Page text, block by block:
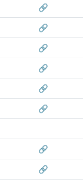
🔗
🔗
🔗
🔗
🔗
🔗
🔗
🔗